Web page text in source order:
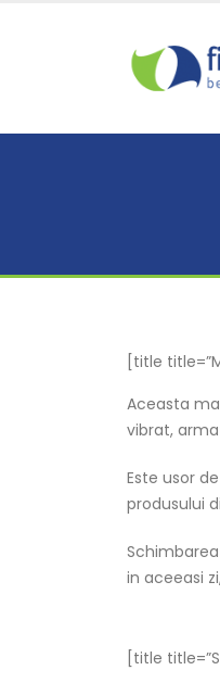
[title
Aceasta
vibrat,
Este usor
produsului
in aceeasi
[title